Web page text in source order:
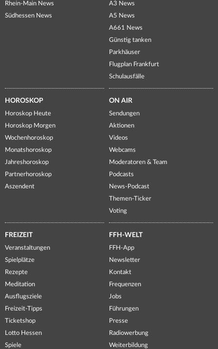
Rhein-Main News
Südhessen News
A3 News
A5 News
A661 News
Günstig tanken
Parkhäuser
Flugplan Frankfurt
Schulausfälle
HOROSKOP
Horoskop Heute
Horoskop Morgen
Wochenhoroskop
Monatshoroskop
Jahreshoroskop
Partnerhoroskop
Aszendent
ON AIR
Sendungen
Aktionen
Videos
Webcams
Moderatoren & Team
Podcasts
News-Podcast
Themen-Ticker
Voting
FREIZEIT
Veranstaltungen
Spielplätze
Rezepte
Meditation
Ausflugsziele
Freizeit-Tipps
Ticketshop
Lotto Hessen
Spiele
FFH-WELT
FFH-App
Newsletter
Kontakt
Frequenzen
Jobs
Führungen
Presse
Radiowerbung
Weiterbildung